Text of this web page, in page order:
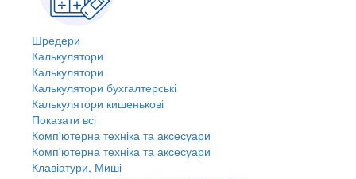
Шредери
Калькулятори
Калькулятори
Калькулятори бухгалтерські
Калькулятори кишенькові
Показати всі
Комп'ютерна техніка та аксесуари
Комп'ютерна техніка та аксесуари
Клавіатури, Миші